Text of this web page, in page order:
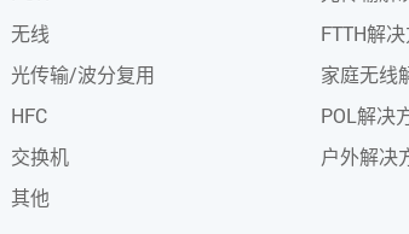
无线
光传输/波分复用
HFC
交换机
其他
FTTH解
家庭无线
POL解决
户外解决